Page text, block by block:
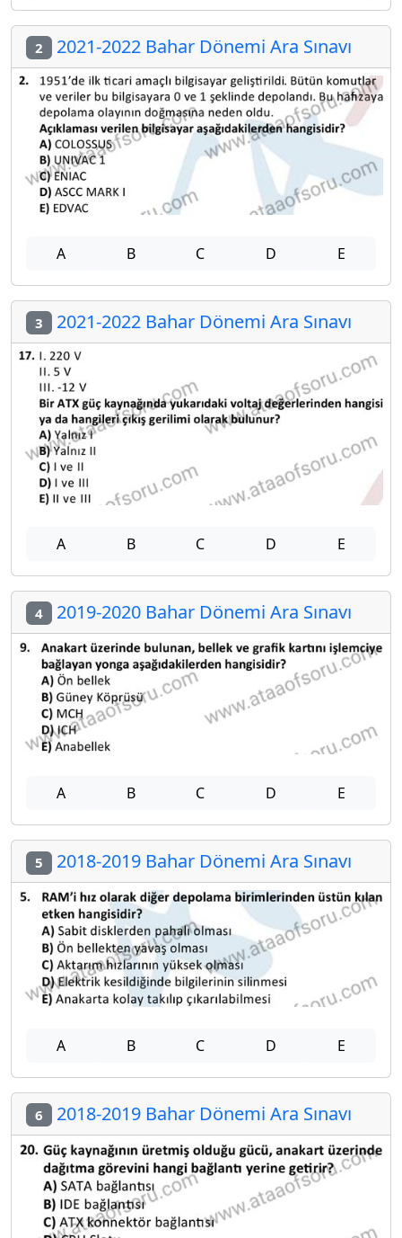
2 2021-2022 Bahar Dönemi Ara Sınavı
A B C D E
3 2021-2022 Bahar Dönemi Ara Sınavı
A B C D E
4 2019-2020 Bahar Dönemi Ara Sınavı
A B C D E
5 2018-2019 Bahar Dönemi Ara Sınavı
A B C D E
6 2018-2019 Bahar Dönemi Ara Sınavı